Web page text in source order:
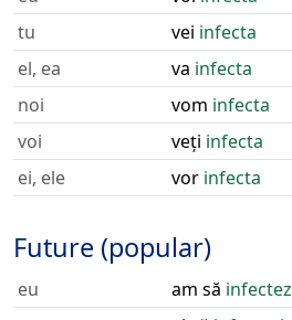
tu
vei infecta
el, ea
va infecta
noi
vom infecta
voi
veți infecta
ei, ele
vor infecta
Future (popular)
eu am să infectez